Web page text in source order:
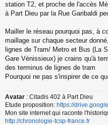
station T2, et proche de l'accès
à Part Dieu par la Rue Garibaldi
Mailler le réseau pourquoi pas, à
maillage sur chaque secteur
lignes de Tram/ Metro et Bus (La
Gare Vénissieux) je crains qu'à
des terminus de lignes de tram
Pourquoi ne pas s'inspirer de ce
Avatar : Citadis 402 à Part Dieu
Etude proposition: https://
Mon site internet qui raconte
http://chronologie-tcsp-france.fr